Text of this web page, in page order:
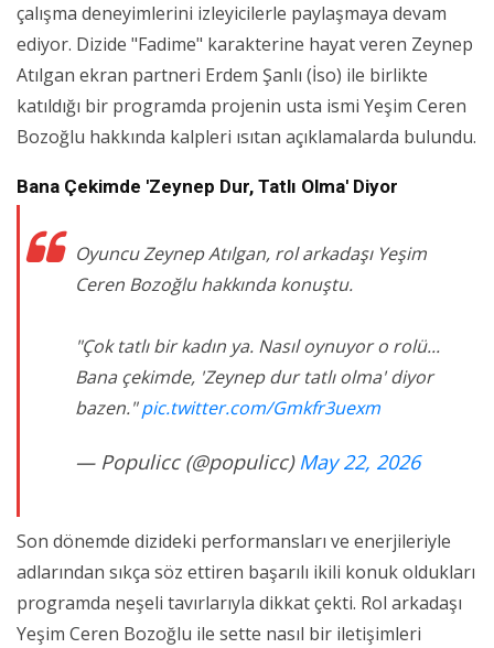
çalışma deneyimlerini izleyicilerle paylaşmaya devam
ediyor. Dizide "Fadime" karakterine hayat veren Zeynep
Atılgan ekran partneri Erdem Şanlı (İso) ile birlikte
katıldığı bir programda projenin usta ismi Yeşim Ceren
Bozoğlu hakkında kalpleri ısıtan açıklamalarda bulundu.
Bana Çekimde 'Zeynep Dur, Tatlı Olma' Diyor
Oyuncu Zeynep Atılgan, rol arkadaşı Yeşim
Ceren Bozoğlu hakkında konuştu.
"Çok tatlı bir kadın ya. Nasıl oynuyor o rolü...
Bana çekimde, 'Zeynep dur tatlı olma' diyor
bazen."pic.twitter.com/Gmkfr3uexm
— Populicc (@populicc)May 22, 2026
Son dönemde dizideki performansları ve enerjileriyle
adlarından sıkça söz ettiren başarılı ikili konuk oldukları
programda neşeli tavırlarıyla dikkat çekti. Rol arkadaşı
Yeşim Ceren Bozoğlu ile sette nasıl bir iletişimleri